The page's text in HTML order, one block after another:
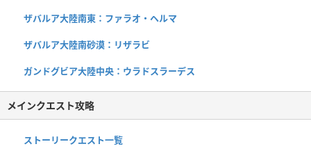
ザバルア大陸南東：ファラオ・ヘルマ
ザバルア大陸南砂漠：リザラビ
ガンドグビア大陸中央：ウラドスラーデス
メインクエスト攻略
ストーリークエスト一覧